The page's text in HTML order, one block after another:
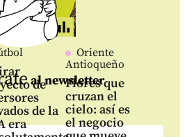
de
de la
era
Oriente
Antioqueño
Flores que
cruzan el
cielo: así es
el negocio
al newsletter